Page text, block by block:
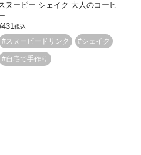
ヌーピー シェイク 大人のコーヒ
431税込
#スヌーピードリンク #シェイク
#自宅で手作り